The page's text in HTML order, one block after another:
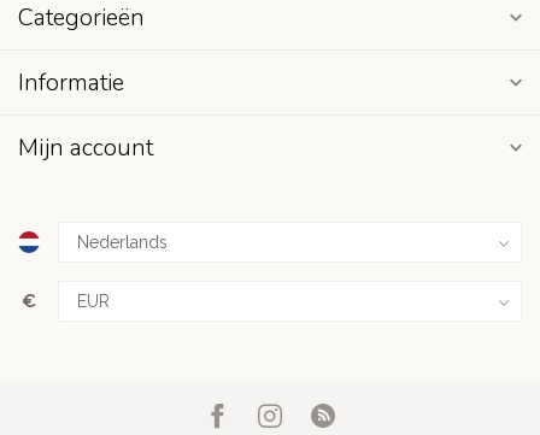
Categorieën
Informatie
Mijn account
€